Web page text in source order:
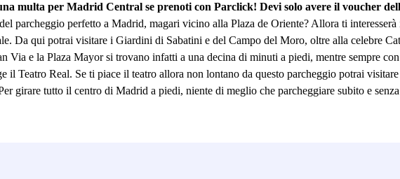
multa per Madrid Central se prenoti con Parclick! Devi solo avere il voucher
parcheggio perfetto a Madrid, magari vicino alla Plaza de Oriente? Allora ti interesserà
Da qui potrai visitare i Giardini di Sabatini e del Campo del Moro, oltre alla celebre
e la Plaza Mayor si trovano infatti a una decina di minuti a piedi, mentre sempre
Teatro Real. Se ti piace il teatro allora non lontano da questo parcheggio potrai
girare tutto il centro di Madrid a piedi, niente di meglio che parcheggiare subito e